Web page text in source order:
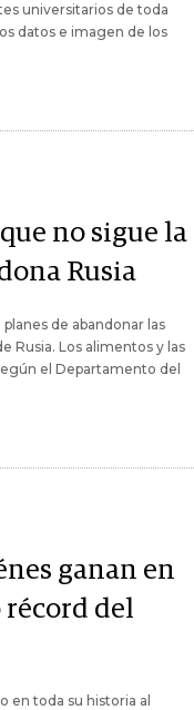
universitarios de toda
datos e imagen de los
no sigue la
Rusia
de abandonar las
Rusia. Los alimentos y las
el Departamento del
ganan en
del
en toda su historia al